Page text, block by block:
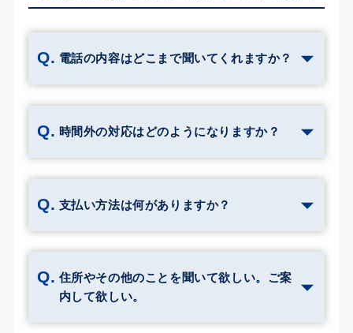
電話の内容はどこまで聞いてくれますか？
時間外の対応はどのようになりますか？
支払い方法は何がありますか？
住所やその他のことを聞いて欲しい。ご案
内して欲しい。